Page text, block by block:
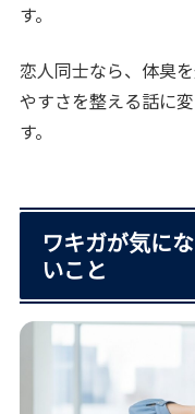
す。
恋人同士なら、体臭
やすさを整える話に
す。
ワキガが気に
いこと